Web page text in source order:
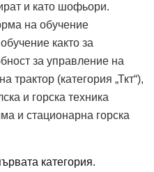
и като шофьори.
на обучение
както за
за управление на
трактор (категория „Ткт“),
и горска техника
и стационарна горска
категория.